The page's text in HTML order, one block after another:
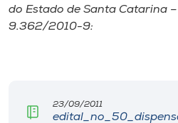
Cultura
do Estado de Santa Catarina –
9.362/2010-9:
23/09/2011